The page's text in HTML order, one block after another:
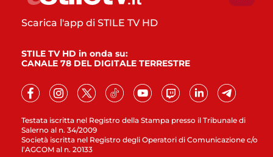
Testata iscritta nel Registro della Stampa presso il Tribunale di
Salerno al n. 34/2009
Società iscritta nel Registro degli Operatori di Comunicazione c/o
l’AGCOM al n. 20133
Scarica l'app di STILE TV HD
STILE TV HD in onda su:
CANALE 78 DEL DIGITALE TERRESTRE